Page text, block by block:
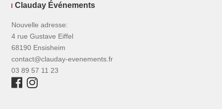
Clauday Événements
Nouvelle adresse:
4 rue Gustave Eiffel
68190 Ensisheim
contact@clauday-evenements.fr
03 89 57 11 23